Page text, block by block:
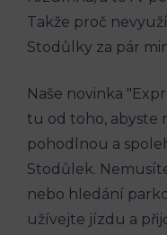
‍Takže proč
Stodůlky za pár
Naše novinka
tu od toho, abyste
pohodlnou a
Stodůlek.
nebo hledání
užívejte jízdu ‌a